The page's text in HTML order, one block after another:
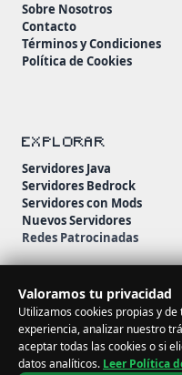
Valoramos tu privacidad
Utilizamos cookies propias y
experiencia, analizar nuestro
aceptar todas las cookies o si
datos analíticos. Leer Política
Sobre Nosotros
Contacto
Términos y Condiciones
Política de Cookies
EXPLORAR
Servidores Java
Servidores Bedrock
Servidores con Mods
Nuevos Servidores
Redes Patrocinadas